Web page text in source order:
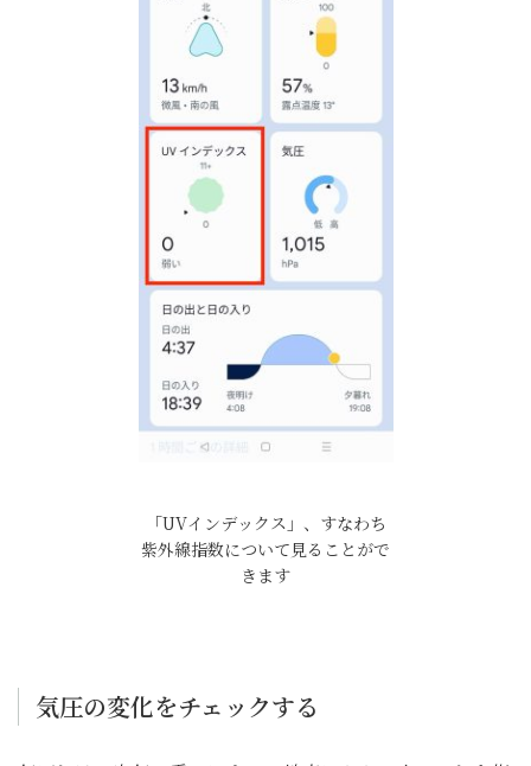
「UVインデックス」、すなわち
紫外線指数について見ることがで
きます
気圧の変化をチェックする